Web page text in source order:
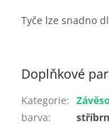
Tyče lze snadno
Doplňkové
Kategorie:
barva: